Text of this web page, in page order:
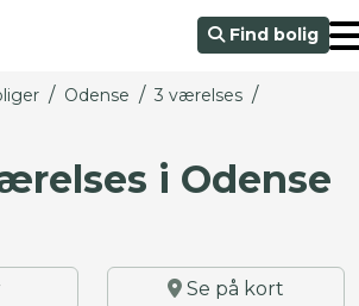
Find bolig
/ Odense / 3 værelses /
i Odense
Se på kort